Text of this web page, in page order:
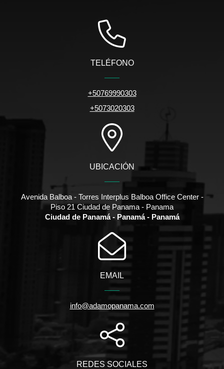
TELÉFONO
+50769990303
+5073020303
UBICACIÓN
Avenida Balboa - Torres Interplus Balboa Office Center -
Piso 21 Ciudad de Panama - Panama
Ciudad de Panamá - Panamá - Panamá
EMAIL
info@adamopanama.com
REDES SOCIALES